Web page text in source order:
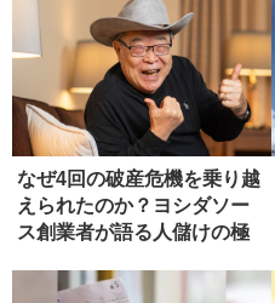
なぜ4回の破産危機を乗り越
えられたのか？ヨシダソー
ス創業者が語る人儲けの極